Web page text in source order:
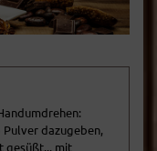
Pulver dazugeben,
gesüßt... mit